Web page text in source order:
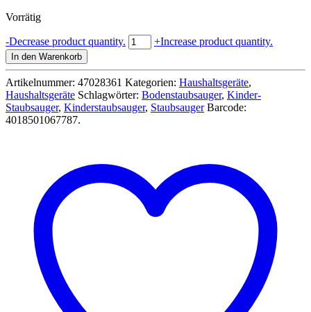
Vorrätig
-Decrease product quantity. Staubsauger
mit
-
Beeboo
Kitchen
Menge
+Increase product quantity.
In den Warenkorb
Artikelnummer: 47028361 Kategorien: Haushaltsgeräte,
Haushaltsgeräte Schlagwörter: Bodenstaubsauger, Kinder-
Staubsauger, Kinderstaubsauger, Staubsauger Barcode:
4018501067787.